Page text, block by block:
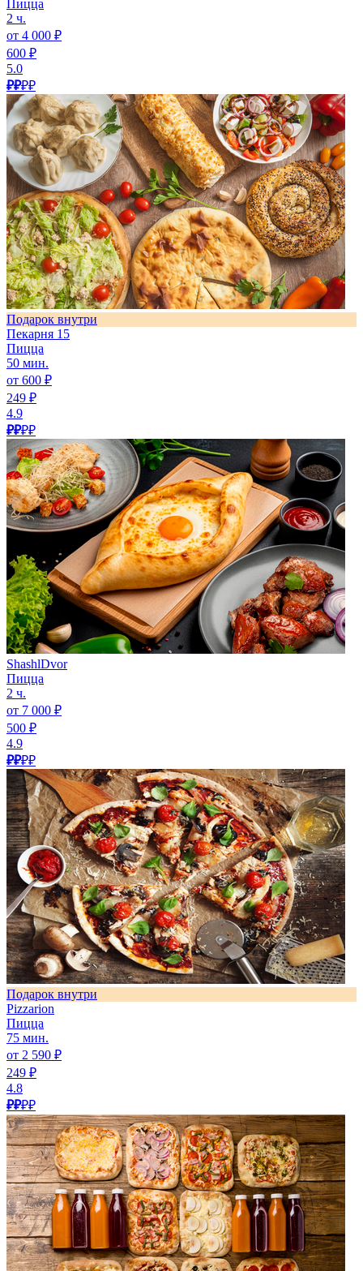
Пицца
2 ч.
от 4 000 ₽
600 ₽
5.0
₽₽₽₽
Подарок внутри
Пекарня 15
Пицца
50 мин.
от 600 ₽
249 ₽
4.9
₽₽₽₽
ShashlDvor
Пицца
2 ч.
от 7 000 ₽
500 ₽
4.9
₽₽₽₽
Подарок внутри
Pizzarion
Пицца
75 мин.
от 2 590 ₽
249 ₽
4.8
₽₽₽₽